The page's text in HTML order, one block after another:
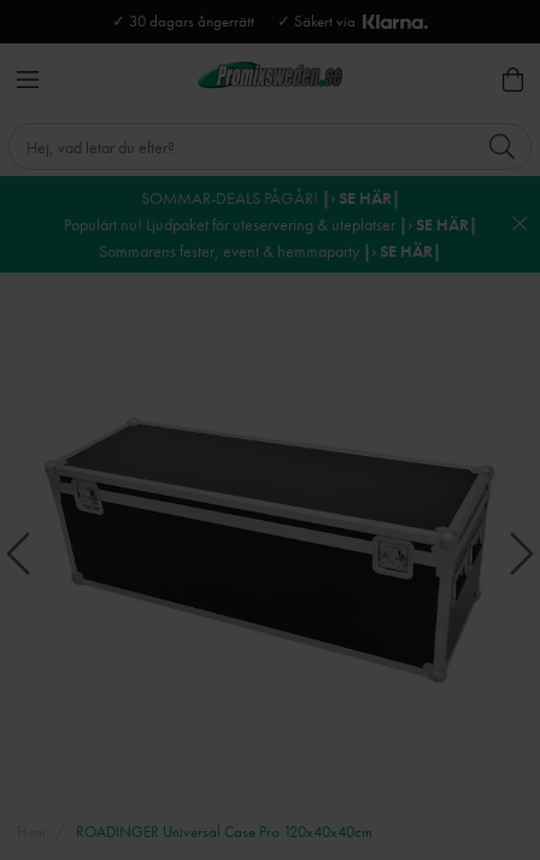
✓ 30 dagars ångerrätt ✓ Säkert via
SOMMAR-DEALS PÅGÅR! |› SE HÄR|
Populärt nu! Ljudpaket för uteservering & uteplatser |› SE HÄR|
Sommarens fester, event & hemmaparty |› SE HÄR|
ROADINGER Universal Case Pro 120x40x40cm